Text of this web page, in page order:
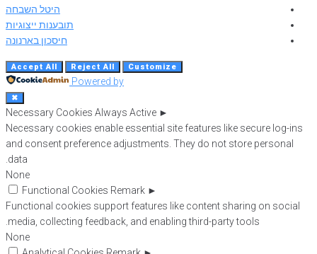
היטל השבחה
תובענות ייצוגיות
חיסכון בארנונה
Customize
Reject All
Accept All
Powered by
✖
►
Necessary Cookies Always Active
Necessary cookies enable essential site features like secure log-ins
and consent preference adjustments. They do not store personal
data.
None
►
Functional Cookies Remark
Functional cookies support features like content sharing on social
media, collecting feedback, and enabling third-party tools.
None